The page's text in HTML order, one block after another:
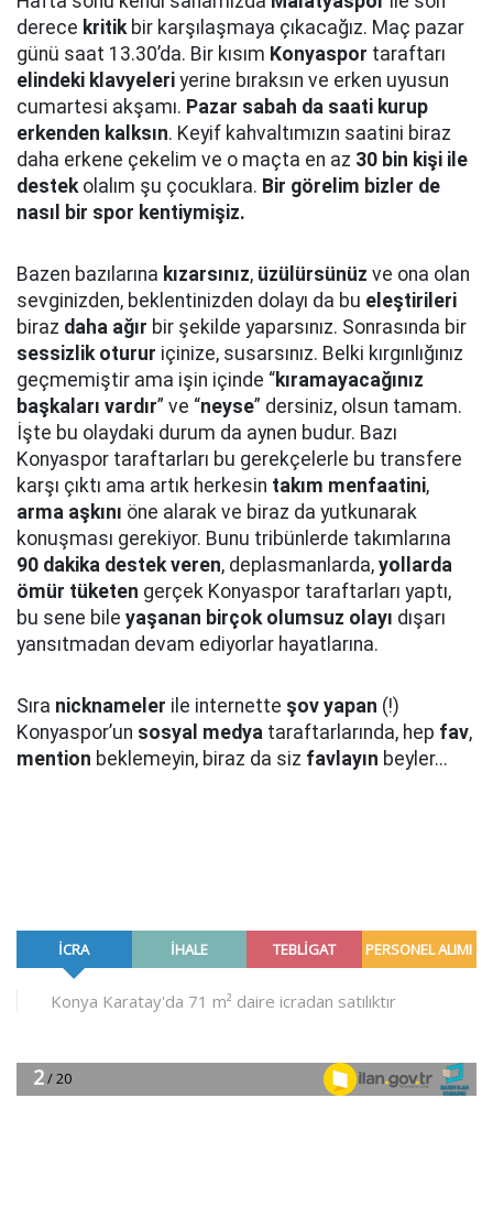
derece kritikbir karşılaşmaya çıkacağız. Maç pazar
günü saat 13.30’da. Bir kısım Konyaspor taraftarı
elindeki klavyeleri yerine bıraksın ve erken uyusun
cumartesi akşamı. Pazar sabah da saati kurup
erkenden kalksın. Keyif kahvaltımızın saatini biraz
daha erkene çekelim ve o maçta en az 30 bin kişi ile
destekolalım şu çocuklara. Bir görelim bizler de
nasıl bir spor kentiymişiz.
Bazen bazılarına kızarsınız, üzülürsünüz ve ona olan
sevginizden, beklentinizden dolayı da bu eleştirileri
biraz daha ağır bir şekilde yaparsınız. Sonrasında bir
sessizlik oturur içinize, susarsınız. Belki kırgınlığınız
geçmemiştir ama işin içinde “kıramayacağınız
başkaları vardır” ve “neyse” dersiniz, olsun tamam.
İşte bu olaydaki durum da aynen budur. Bazı
Konyaspor taraftarları bu gerekçelerle bu transfere
karşı çıktı ama artık herkesin takım menfaatini,
arma aşkını öne alarak ve biraz da yutkunarak
konuşması gerekiyor. Bunu tribünlerde takımlarına
90 dakika destek veren, deplasmanlarda, yollarda
ömür tüketen gerçek Konyaspor taraftarları yaptı,
bu sene bile yaşanan birçok olumsuz olayı dışarı
yansıtmadan devam ediyorlar hayatlarına.
Sıra nicknameler ile internette şov yapan (!)
Konyaspor’un sosyal medya taraftarlarında, hep fav,
mention beklemeyin, biraz da siz favlayın beyler...